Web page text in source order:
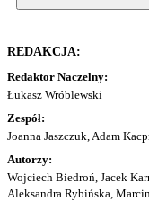
REDAKCJA:
Redaktor Naczelny:
Łukasz Wróblewski
Zespół:
Joanna Jaszczuk, Adam
Autorzy:
Wojciech Biedroń, Jacek
Aleksandra Rybińska,